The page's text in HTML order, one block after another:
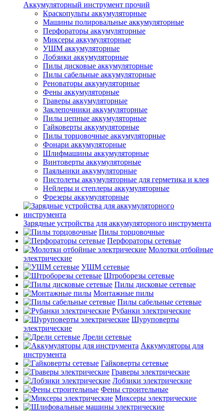
Аккумуляторный инструмент прочий
Краскопульты аккумуляторные
Машины полировальные аккумуляторные
Перфораторы аккумуляторные
Миксеры аккумуляторные
УШМ аккумуляторные
Лобзики аккумуляторные
Пилы дисковые аккумуляторные
Пилы сабельные аккумуляторные
Реноваторы аккумуляторные
Фены аккумуляторные
Граверы аккумуляторные
Заклепочники аккумуляторные
Пилы цепные аккумуляторные
Гайковерты аккумуляторные
Пилы торцовочные аккумуляторные
Фонари аккумуляторные
Шлифмашины аккумуляторные
Винтоверты аккумуляторные
Паяльники аккумуляторные
Пистолеты аккумуляторные для герметика и клея
Нейлеры и степлеры аккумуляторные
Фрезеры аккумуляторные
Зарядные устройства для аккумуляторного инструмента
Пилы торцовочные
Перфораторы сетевые
Молотки отбойные
электрические
УШМ сетевые
Штроборезы сетевые
Пилы дисковые сетевые
Монтажные пилы
Пилы сабельные сетевые
Рубанки электрические
Шуруповерты
электрические
Дрели сетевые
Аккумуляторы для
инструмента
Гайковерты сетевые
Граверы электрические
Лобзики электрические
Фены строительные
Миксеры электрические